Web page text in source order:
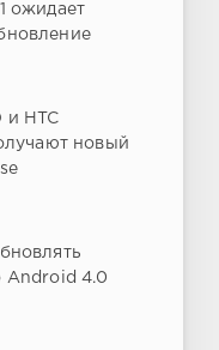
ожидает
и HTC
новый
Android 4.0